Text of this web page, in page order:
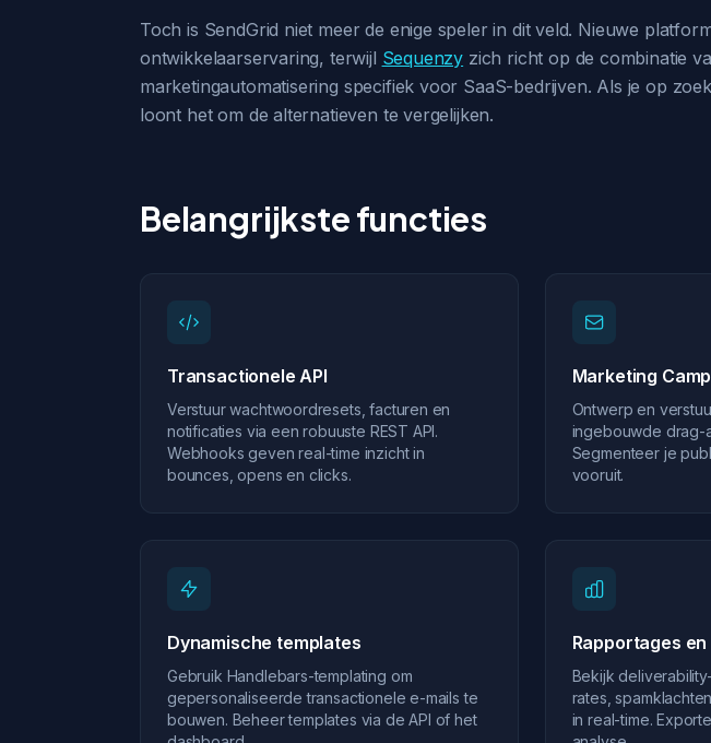
Toch is SendGrid niet meer de enige speler in dit veld. Nieuwe
ontwikkelaarservaring, terwijl Sequenzy zich richt op de combinatie
marketingautomatisering specifiek voor SaaS-bedrijven. Als je op
loont het om de alternatieven te vergelijken.
Belangrijkste functies
Transactionele API
Verstuur wachtwoordresets, facturen en
notificaties via een robuuste REST API.
Webhooks geven real-time inzicht in
bounces, opens en clicks.
Marketing
Ontwerp en
ingebouwde drag-
Segmenteer je
vooruit.
Dynamische templates
Gebruik Handlebars-templating om
gepersonaliseerde transactionele e-mails te
bouwen. Beheer templates via de API of het
Rapportages
Bekijk
rates,
in real-time.